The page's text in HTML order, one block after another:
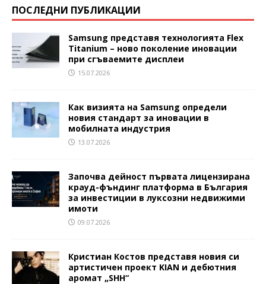
ПОСЛЕДНИ ПУБЛИКАЦИИ
Samsung представя технологията Flex
Titanium – ново поколение иновации
при сгъваемите дисплеи
15.07.2026
Как визията на Samsung определи
новия стандарт за иновации в
мобилната индустрия
13.07.2026
Започва дейност първата лицензирана
крауд-фъндинг платформа в България
за инвестиции в луксозни недвижими
имоти
09.07.2026
Кристиан Костов представя новия си
артистичен проект KIAN и дебютния
аромат „SHH“